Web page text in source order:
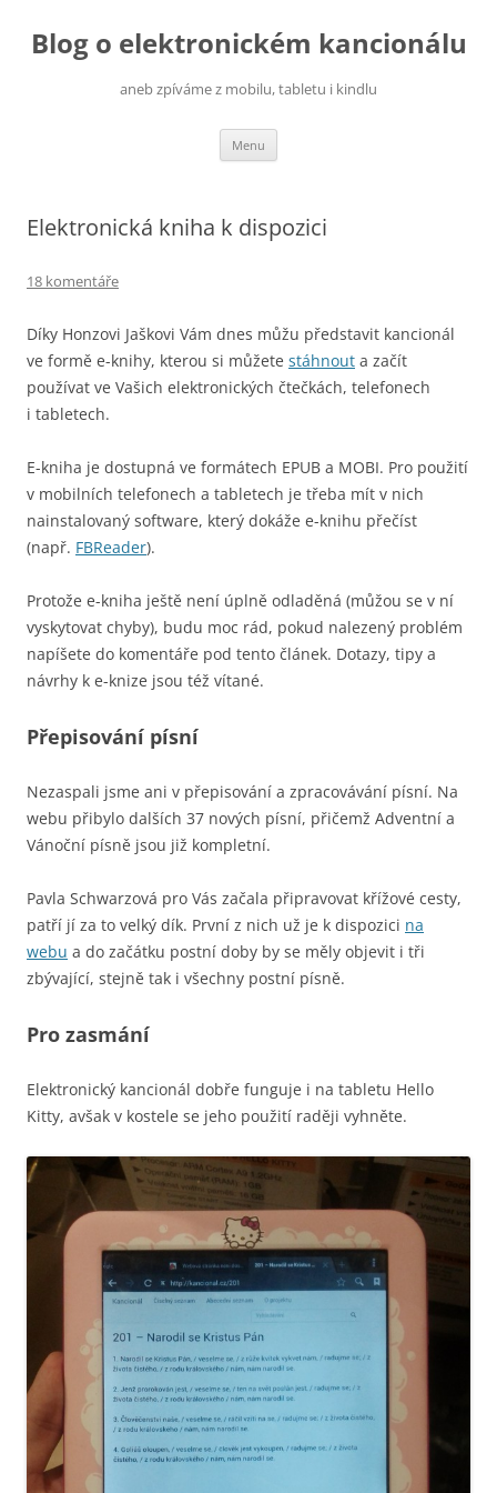
obsahu
webu
Blog o elektronickém kancionálu
aneb zpíváme z mobilu, tabletu i kindlu
Menu
Elektronická kniha k dispozici
18 komentáře
Díky Honzovi Jaškovi Vám dnes můžu představit kancionál
ve formě e-knihy, kterou si můžete stáhnout a začít
používat ve Vašich elektronických čtečkách, telefonech
i tabletech.
E-kniha je dostupná ve formátech EPUB a MOBI. Pro použití
v mobilních telefonech a tabletech je třeba mít v nich
nainstalovaný software, který dokáže e-knihu přečíst
(např. FBReader).
Protože e-kniha ještě není úplně odladěná (můžou se v ní
vyskytovat chyby), budu moc rád, pokud nalezený problém
napíšete do komentáře pod tento článek. Dotazy, tipy a
návrhy k e-knize jsou též vítané.
Přepisování písní
Nezaspali jsme ani v přepisování a zpracovávání písní. Na
webu přibylo dalších 37 nových písní, přičemž Adventní a
Vánoční písně jsou již kompletní.
Pavla Schwarzová pro Vás začala připravovat křížové cesty,
patří jí za to velký dík. První z nich už je k dispozici na
webu a do začátku postní doby by se měly objevit i tři
zbývající, stejně tak i všechny postní písně.
Pro zasmání
Elektronický kancionál dobře funguje i na tabletu Hello
Kitty, avšak v kostele se jeho použití raději vyhněte.